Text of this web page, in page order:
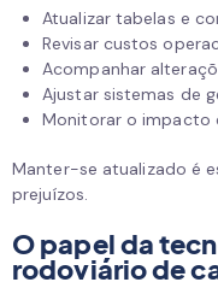
Atualizar tabelas e
Revisar custos
Acompanhar
Ajustar sistemas de
Monitorar o impacto
Manter-se atualizado é
prejuízos.
O papel da
rodoviário de